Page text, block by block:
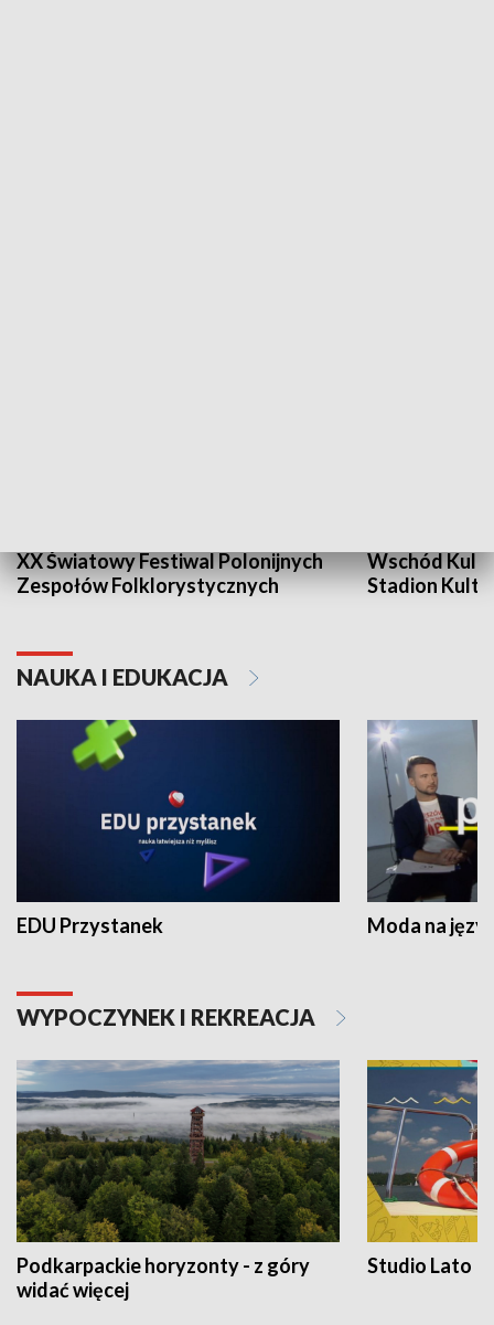
XX Światowy Festiwal Polonijnych
Zespołów Folklorystycznych
Wschód
Stadion
NAUKA I EDUKACJA
EDU Przystanek Moda na
WYPOCZYNEK I REKREACJA
Podkarpackie horyzonty - z góry
widać więcej
Studio Lato